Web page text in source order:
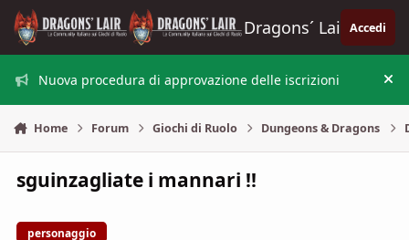
Vai al contenuto
Dragons´ Lair Accedi
Nuova procedura di approvazione delle iscrizioni
Home Forum Giochi di Ruolo Dungeons & Dragons
sguinzagliate i mannari !!
personaggio